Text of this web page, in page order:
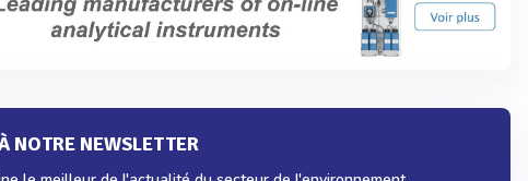
NOTRE NEWSLETTER